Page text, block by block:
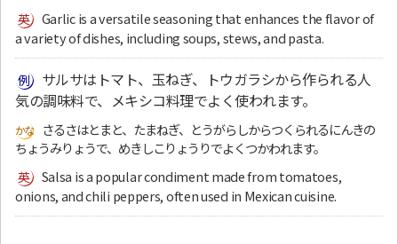
Garlic is a versatile seasoning that enhances the flavor of
a variety of dishes, including soups, stews, and pasta.
サルサはトマト、玉ねぎ、トウガラシから作られる人
気の調味料で、メキシコ料理でよく使われます。
さるさはとまと、たまねぎ、とうがらしからつくられるにんきの
ちょうみりょうで、めきしこりょうりでよくつかわれます。
Salsa is a popular condiment made from tomatoes,
onions, and chili peppers, often used in Mexican cuisine.